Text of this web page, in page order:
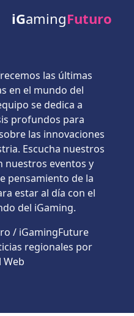
iGamingFuturo
las últimas
en el mundo del
se dedica a
profundos para
las innovaciones
Escucha nuestros
nuestros eventos y
pensamiento de la
estar al día con el
del iGaming.
/ iGamingFuture
regionales por
Web